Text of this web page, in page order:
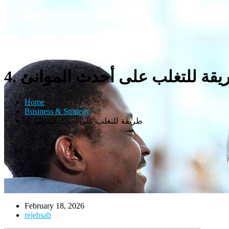
للتغلب على أحدث الموانئ
Home
Business & Strategy
4. طريقة للتغلب على أحدث الموانئ
February 18, 2026
rejebsab